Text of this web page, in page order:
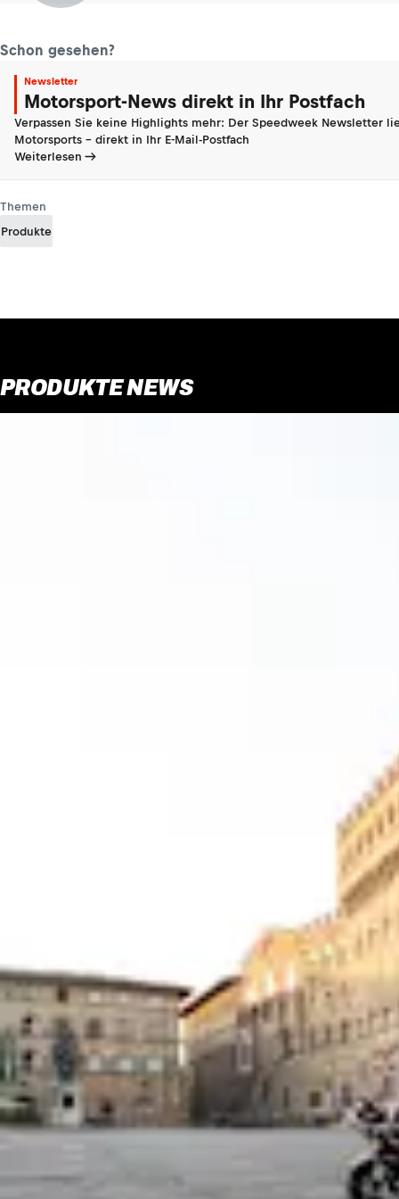
Schon gesehen?
Newsletter
Motorsport-News direkt in Ihr Postfach
Verpassen Sie keine Highlights mehr: Der Speedweek Newsletter
Motorsports - direkt in Ihr E-Mail-Postfach
Weiterlesen
Themen
Produkte
PRODUKTE NEWS